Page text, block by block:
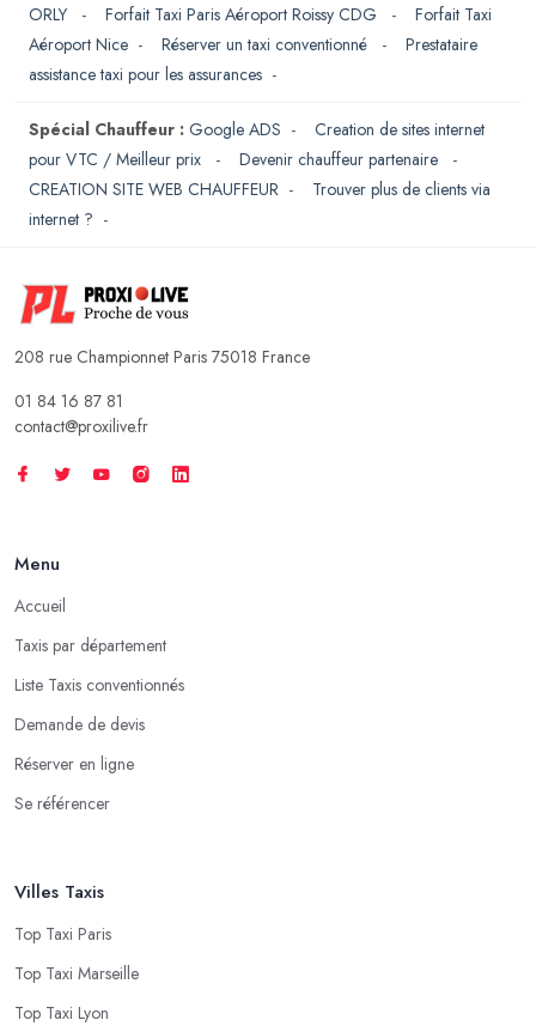
ORLY
- Forfait Taxi Paris Aéroport Roissy CDG - Forfait Taxi
Aéroport Nice - Réserver un taxi conventionné - Prestataire
assistance taxi pour les assurances -
Spécial Chauffeur : Google ADS - Creation de sites internet
pour VTC / Meilleur prix
- Devenir chauffeur partenaire
-
CREATION SITE WEB CHAUFFEUR - Trouver plus de clients via
internet ? -
208 rue Championnet Paris 75018 France
01 84 16 87 81
contact@proxilive.fr
Menu
Accueil
Taxis par département
Liste Taxis conventionnés
Demande de devis
Réserver en ligne
Se référencer
Villes Taxis
Top Taxi Paris
Top Taxi Marseille
Top Taxi Lyon